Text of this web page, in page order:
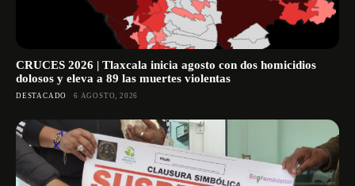
CRUCES 2026 | Tlaxcala inicia agosto con dos homicidios
dolosos y eleva a 89 las muertes violentas
DESTACADO 6 AGOSTO, 2026